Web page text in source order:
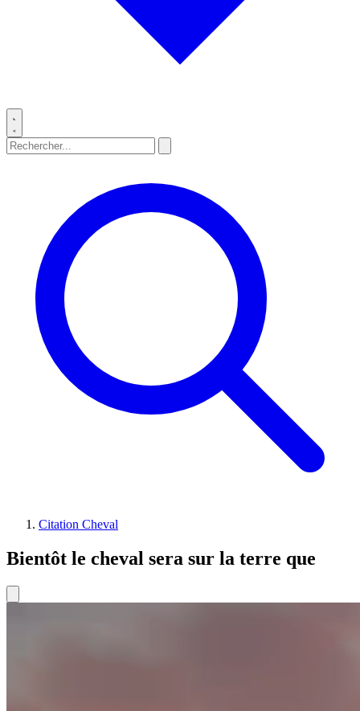
Citation Cheval
Bientôt le cheval sera sur la terre que